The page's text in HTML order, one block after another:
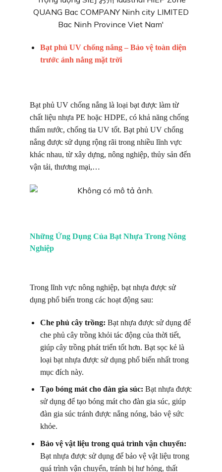
Bạt phủ UV chống nắng – Bảo vệ toàn diện
trước ánh nắng mặt trời
Bạt phủ UV chống nắng là loại bạt được làm từ
chất liệu nhựa PE hoặc HDPE, có khả năng chống
thấm nước, chống tia UV tốt. Bạt phủ UV chống
nắng được sử dụng rộng rãi trong nhiều lĩnh vực
khác nhau, từ xây dựng, nông nghiệp, thủy sản đến
vận tải, thương mại,…
Những Ứng Dụng Của Bạt Nhựa Trong Nông
Nghiệp
Trong lĩnh vực nông nghiệp, bạt nhựa được sử
dụng phổ biến trong các hoạt động sau:
Che phủ cây trồng: Bạt nhựa được sử dụng để
che phủ cây trồng khỏi tác động của thời tiết,
giúp cây trồng phát triển tốt hơn. Bạt sọc kẻ là
loại bạt nhựa được sử dụng phổ biến nhất trong
mục đích này.
Tạo bóng mát cho đàn gia súc: Bạt nhựa được
sử dụng để tạo bóng mát cho đàn gia súc, giúp
đàn gia súc tránh được nắng nóng, bảo vệ sức
khỏe.
Bảo vệ vật liệu trong quá trình vận chuyển:
Bạt nhựa được sử dụng để bảo vệ vật liệu trong
quá trình vận chuyển, tránh bị hư hỏng, thất